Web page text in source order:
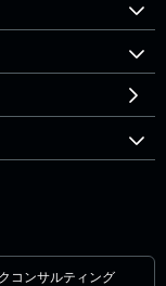
コンサルティング